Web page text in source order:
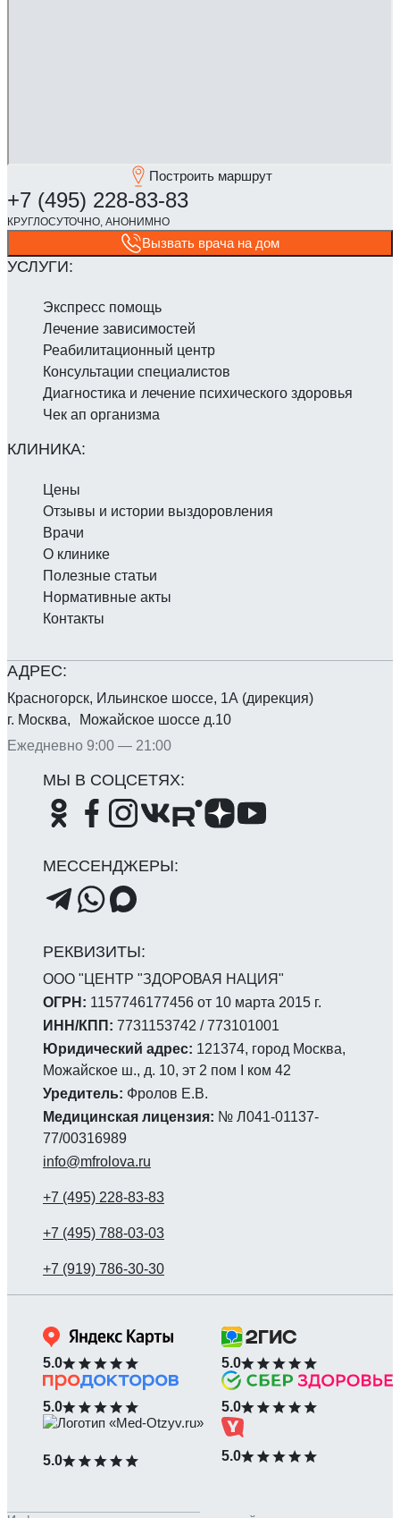
Построить маршрут
Вызвать врача на дом
ООО "ЦЕНТР "ЗДОРОВАЯ НАЦИЯ"
ОГРН: 1157746177456 от 10 марта 2015 г.
ИНН/КПП: 7731153742 / 773101001
Юридический адрес: 121374, город Москва,
Можайское ш., д. 10, эт 2 пом I ком 42
Уредитель: Фролов Е.В.
Медицинская лицензия: № Л041-01137-
77/00316989
info@mfrolova.ru
Красногорск, Ильинское шоссе, 1А (дирекция)
г. Москва, Можайское шоссе д.10
Ежедневно 9:00 — 21:00
Экспресс помощь
Лечение зависимостей
Реабилитаци­онный центр
Консультации специалистов
Диагностика и лечение психического здоровья
Чек ап организма
Цены
Отзывы и истории выздоровления
Врачи
О клинике
Полезные статьи
Нормативные акты
Контакты
5.0 5.0
5.0 5.0
5.0 5.0